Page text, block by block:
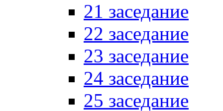
21 заседание
22 заседание
23 заседание
24 заседание
25 заседание